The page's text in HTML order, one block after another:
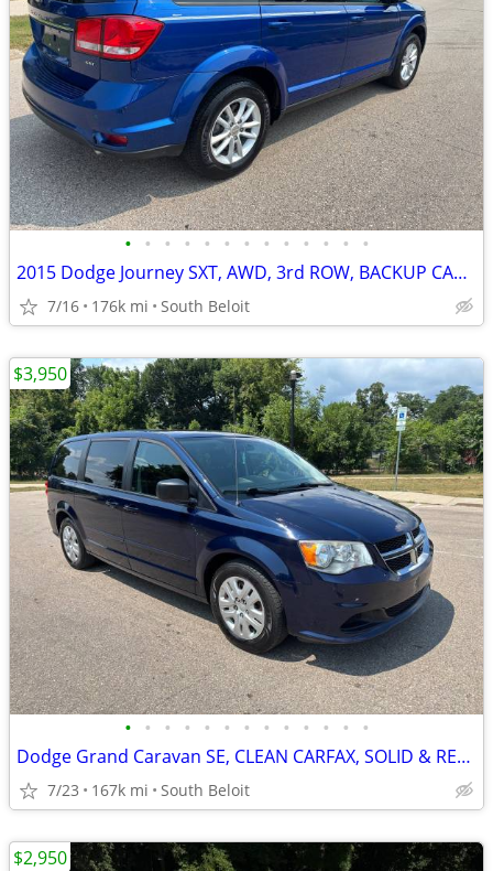
• • • • • • • • • • • • •
2015 Dodge Journey SXT, AWD, 3rd ROW, BACKUP CAMERA, BLUETOOTH.COLD AC
7/16 176k mi South Beloit
• • • • • • • • • • • • •
Dodge Grand Caravan SE, CLEAN CARFAX, SOLID & RELIABLE, CLEAN
7/23 167k mi South Beloit
$3,950
$2,950